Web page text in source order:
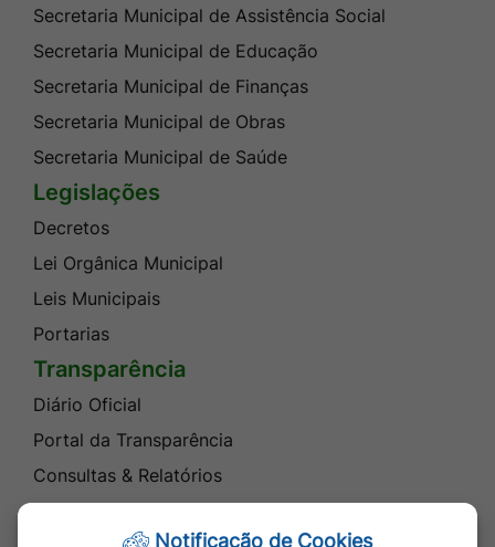
Secretaria Municipal de Assistência Social
Secretaria Municipal de Educação
Secretaria Municipal de Finanças
Secretaria Municipal de Obras
Secretaria Municipal de Saúde
Legislações
Decretos
Lei Orgânica Municipal
Leis Municipais
Portarias
Transparência
Diário Oficial
Portal da Transparência
Consultas & Relatórios
Processos Licitatórios
Notificação de Cookies